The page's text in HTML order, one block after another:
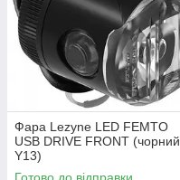
Фара Lezyne LED FEMTO
USB DRIVE FRONT (чорний
Y13)